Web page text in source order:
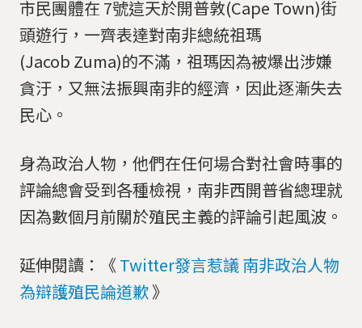
市民團體在 7號這天於開普敦(Cape Town)街
頭遊行，一齊表達對南非總統祖瑪
(Jacob Zuma)的不滿，祖瑪因為被爆出涉嫌
貪汙，又無法振興南非的經濟，因此逐漸失去
民心。
身為政治人物，他們在任何場合對社會時事的
評論總會受到各種檢視，南非西開普省總理就
因為數個月前關於殖民主義的評論引起風波。
延伸閱讀：《 Twitter發言惹議 南非政治人物
為辯護殖民論道歉》